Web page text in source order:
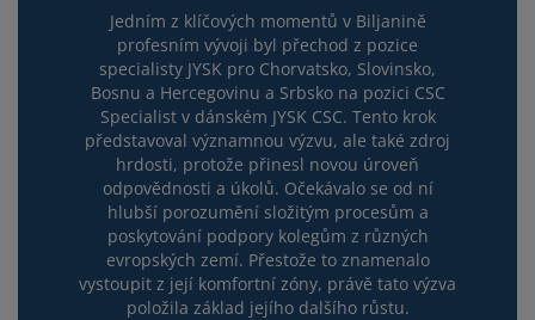
Jedním z klíčových momentů v Biljanině
profesním vývoji byl přechod z pozice
specialisty JYSK pro Chorvatsko, Slovinsko,
Bosnu a Hercegovinu a Srbsko na pozici CSC
Specialist v dánském JYSK CSC. Tento krok
představoval významnou výzvu, ale také zdroj
hrdosti, protože přinesl novou úroveň
odpovědnosti a úkolů. Očekávalo se od ní
hlubší porozumění složitým procesům a
poskytování podpory kolegům z různých
evropských zemí. Přestože to znamenalo
vystoupit z její komfortní zóny, právě tato výzva
položila základ jejího dalšího růstu.